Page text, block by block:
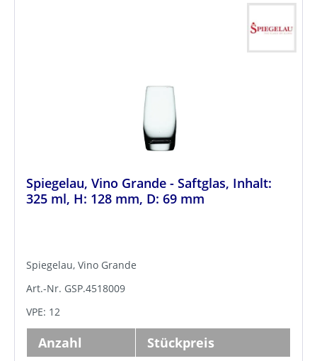
Spiegelau, Vino Grande - Saftglas, Inhalt:
325 ml, H: 128 mm, D: 69 mm
Spiegelau, Vino Grande
Art.-Nr. GSP.4518009
VPE: 12
Anzahl Stückpreis